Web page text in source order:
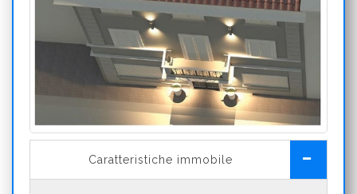
Caratteristiche immobile